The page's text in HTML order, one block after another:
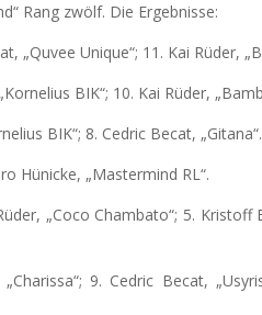
Rang zwölf. Die Ergebnisse:
„Quvee Unique“; 11. Kai Rüder,
BIK“; 10. Kai Rüder,
BIK“; 8. Cedric Becat, „Gitana“.
Hünicke, „Mastermind RL“.
„Coco Chambato“; 5. Kristoff
9. Cedric Becat, „Usyris